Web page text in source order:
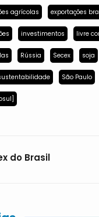
agrícolas exportações
investimentos livre
Rússia Secex soja
São Paulo
do Brasil